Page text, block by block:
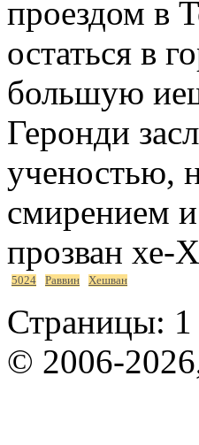
проездом в
остаться в
большую
Геронди
ученостью,
смирением
прозван хе-
5024 Раввин Хешван
Страницы: 1
© 2006-